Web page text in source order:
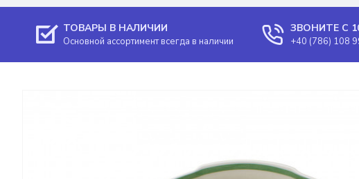
ТОВАРЫ В НАЛИЧИИ
Основной ассортимент всегда в наличии
ЗВОНИТЕ С
+40 (786) 108